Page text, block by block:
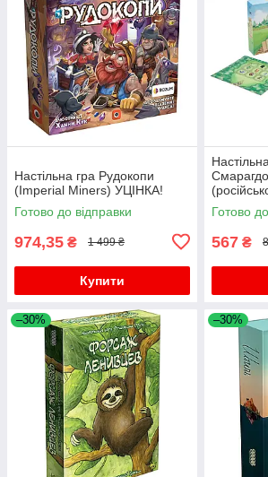
Настільна гра Рудокопи
(Imperial Miners) УЦІНКА!
Готово до відправки
974,35 ₴ 1 499 ₴
Купити
Готово
567 ₴
–30% –30%